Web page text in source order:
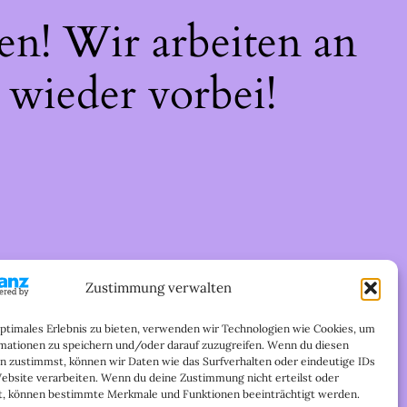
Zustimmung verwalten
Erlebnis zu bieten, verwenden wir Technologien wie Cookies, um
zu speichern und/oder darauf zuzugreifen. Wenn du diesen
zustimmst, können wir Daten wie das Surfverhalten oder eindeutige IDs
verarbeiten. Wenn du deine Zustimmung nicht erteilst oder
können bestimmte Merkmale und Funktionen beeinträchtigt werden.
Wir arbeiten an
vorbei!